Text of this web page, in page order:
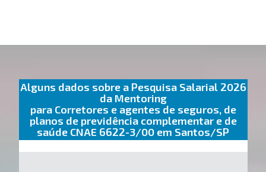
Alguns dados sobre a Pesquisa Salarial 2026
da Mentoring
para Corretores e agentes de seguros, de
planos de previdência complementar e de
saúde CNAE 6622-3/00 em Santos/SP